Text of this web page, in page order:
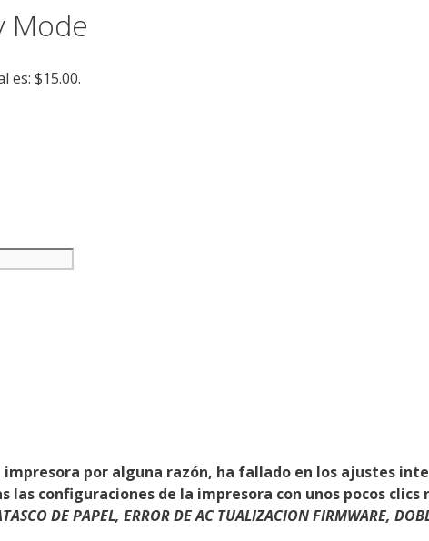
Mode
es: $15.00.
por alguna razón, ha fallado en los ajustes
configuraciones de la impresora con unos pocos clics
DE PAPEL, ERROR DE AC TUALIZACION FIRMWARE,